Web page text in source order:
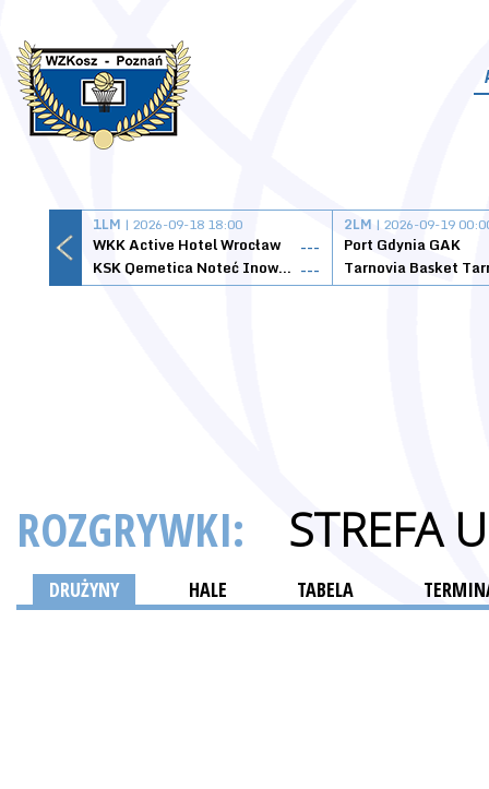
1LM | 2026-09-18 18:00
WKK Active Hotel Wrocław
---
KSK Qemetica Noteć Inowrocław ---
2LM | 2026-09-19
Port Gdynia GAK
ROZGRYWKI: STREFA
DRUŻYNY HALE TABELA